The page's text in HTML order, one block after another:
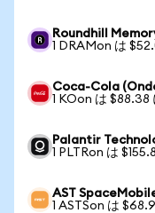
Roundhill
1 DRAMon は
Coca-Cola
1 KOon は $88.38
Palantir
1 PLTRon は
AST
1 ASTSon は